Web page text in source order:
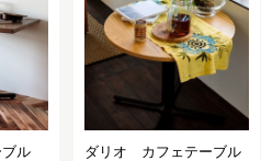
ル
ダリオ カフェテーブル